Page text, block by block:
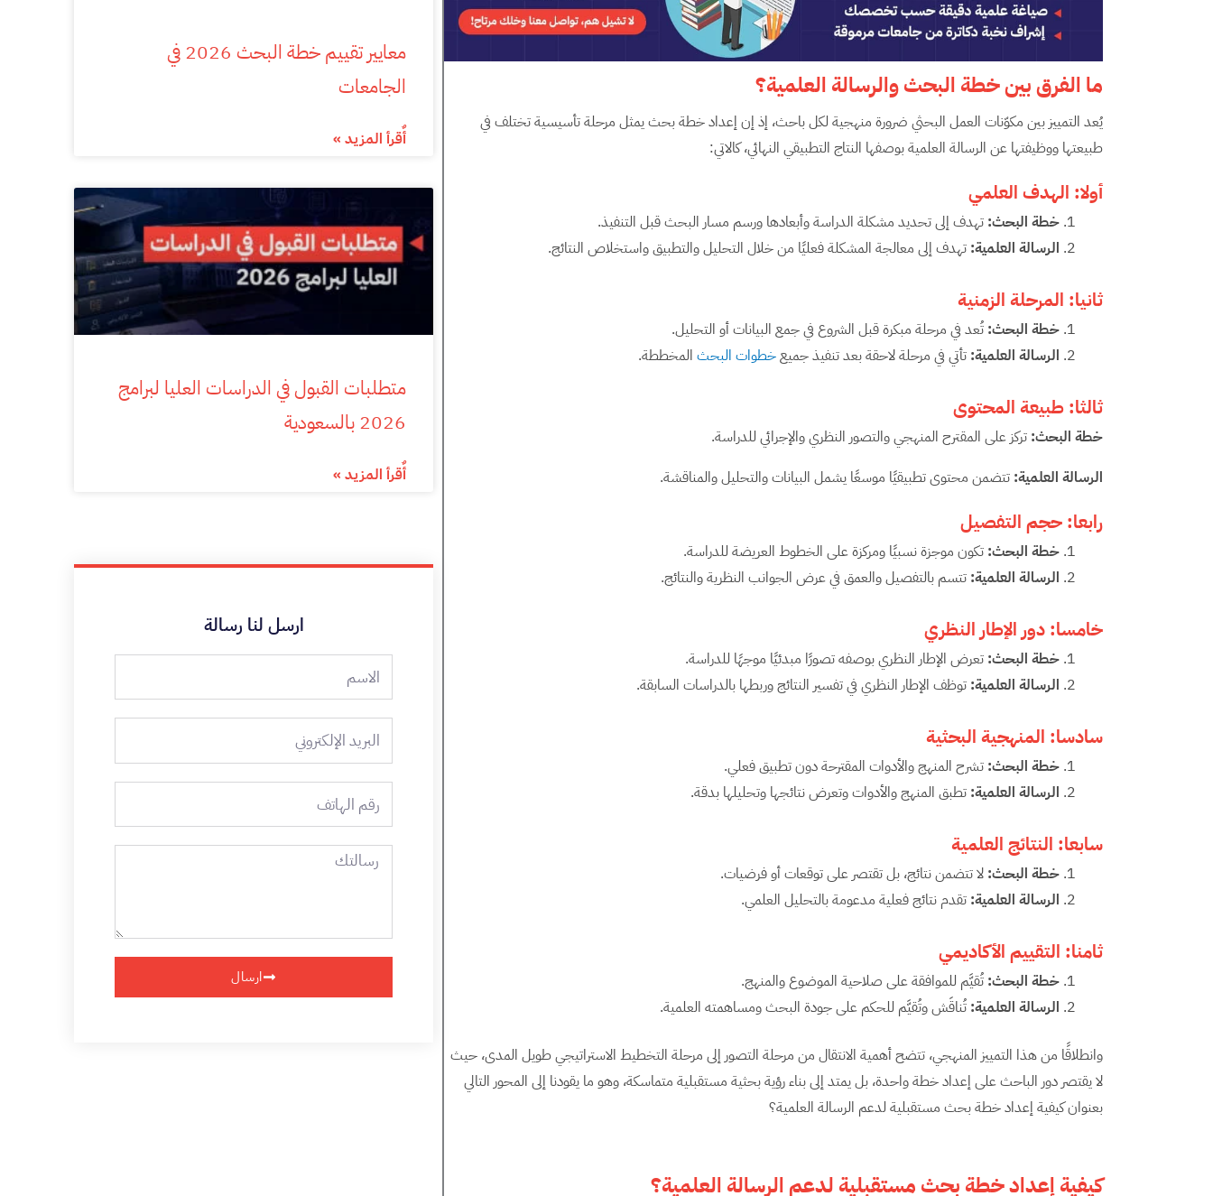
ما الفرق بين خطة البحث والرسالة العلمية؟
يُعد التمييز بين مكوّنات العمل البحثي ضرورة منهجية لكل باحث، إذ إن إعداد خطة بحث يمثل مرحلة تأسيسية تختلف في
طبيعتها ووظيفتها عن الرسالة العلمية بوصفها النتاج التطبيقي النهائي، كالاتي:
أولا: الهدف العلمي
خطة البحث: تهدف إلى تحديد مشكلة الدراسة وأبعادها ورسم مسار البحث قبل التنفيذ.
الرسالة العلمية: تهدف إلى معالجة المشكلة فعليًا من خلال التحليل والتطبيق واستخلاص النتائج.
ثانيا: المرحلة الزمنية
خطة البحث: تُعد في مرحلة مبكرة قبل الشروع في جمع البيانات أو التحليل.
الرسالة العلمية: تأتي في مرحلة لاحقة بعد تنفيذ جميعخطوات البحث المخططة.
ثالثا: طبيعة المحتوى
خطة البحث: تركز على المقترح المنهجي والتصور النظري والإجرائي للدراسة.
الرسالة العلمية: تتضمن محتوى تطبيقيًا موسعًا يشمل البيانات والتحليل والمناقشة.
رابعا: حجم التفصيل
خطة البحث: تكون موجزة نسبيًا ومركزة على الخطوط العريضة للدراسة.
الرسالة العلمية: تتسم بالتفصيل والعمق في عرض الجوانب النظرية والنتائج.
خامسا: دور الإطار النظري
خطة البحث: تعرض الإطار النظري بوصفه تصورًا مبدئيًا موجهًا للدراسة.
الرسالة العلمية: توظف الإطار النظري في تفسير النتائج وربطها بالدراسات السابقة.
سادسا: المنهجية البحثية
خطة البحث: تشرح المنهج والأدوات المقترحة دون تطبيق فعلي.
الرسالة العلمية: تطبق المنهج والأدوات وتعرض نتائجها وتحليلها بدقة.
سابعا: النتائج العلمية
خطة البحث: لا تتضمن نتائج، بل تقتصر على توقعات أو فرضيات.
الرسالة العلمية: تقدم نتائج فعلية مدعومة بالتحليل العلمي.
ثامنا: التقييم الأكاديمي
خطة البحث: تُقيَّم للموافقة على صلاحية الموضوع والمنهج.
الرسالة العلمية: تُناقَش وتُقيَّم للحكم على جودة البحث ومساهمته العلمية.
وانطلاقًا من هذا التمييز المنهجي، تتضح أهمية الانتقال من مرحلة التصور إلى مرحلة التخطيط الاستراتيجي طويل المدى، حيث
لا يقتصر دور الباحث على إعداد خطة واحدة، بل يمتد إلى بناء رؤية بحثية مستقبلية متماسكة، وهو ما يقودنا إلى المحور التالي
بعنوان كيفية إعداد خطة بحث مستقبلية لدعم الرسالة العلمية؟
كيفية إعداد خطة بحث مستقبلية لدعم الرسالة العلمية؟
معايير تقييم خطة البحث 2026 في
الجامعات
أٌقرأ المزيد »
متطلبات القبول في الدراسات العليا لبرامج
2026 بالسعودية
أٌقرأ المزيد »
ارسل لنا رسالة
الاسم
البريد
الإلكتروني
الهاتف
رسالتك
ارسال